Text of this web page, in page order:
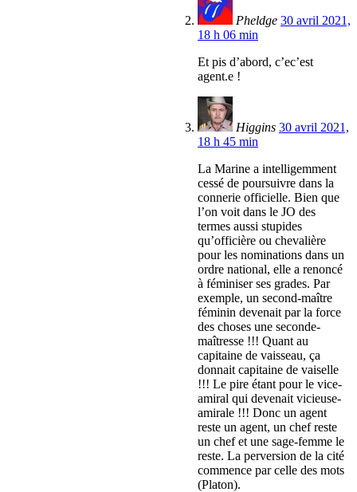
Pheldge 30 avril 2021,
18 h 06 min
Et pis d’abord, c’ec’est
agent.e !
Higgins 30 avril 2021,
18 h 45 min
La Marine a intelligemment
cessé de poursuivre dans la
connerie officielle. Bien que
l’on voit dans le JO des
termes aussi stupides
qu’officière ou chevalière
pour les nominations dans un
ordre national, elle a renoncé
à féminiser ses grades. Par
exemple, un second-maître
féminin devenait par la force
des choses une seconde-
maîtresse !!! Quant au
capitaine de vaisseau, ça
donnait capitaine de vaiselle
!!! Le pire étant pour le vice-
amiral qui devenait vicieuse-
amirale !!! Donc un agent
reste un agent, un chef reste
un chef et une sage-femme le
reste. La perversion de la cité
commence par celle des mots
(Platon).